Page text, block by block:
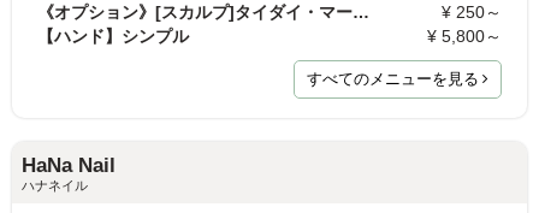
《オプション》[スカルプ]タイダイ・マーブル(ジェル…
¥ 250～
【ハンド】シンプル
¥ 5,800～
すべてのメニューを見る
HaNa Nail
ハナネイル